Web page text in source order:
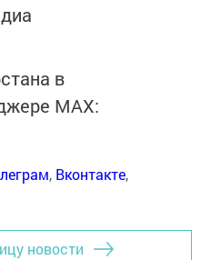
в
MАХ:
, Вконтакте,
новости